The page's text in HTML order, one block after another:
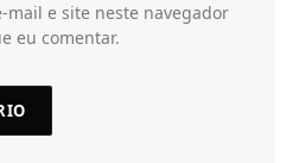
mail e site neste navegador
eu comentar.